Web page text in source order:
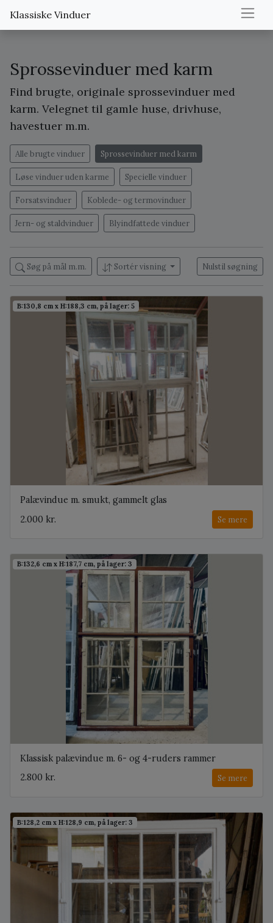
Klassiske Vinduer
Sprossevinduer med karm
Find brugte, originale sprossevinduer med
karm. Velegnet til gamle huse, drivhuse,
havestuer m.m.
Alle brugte vinduer Sprossevinduer med karm
Løse vinduer uden karme Specielle vinduer
Forsatsvinduer Koblede- og termovinduer
Jern- og staldvinduer Blyindfattede vinduer
Søg på mål m.m. Sortér visning Nulstil søgning
B:130,8 cm x H:188,3 cm, på lager: 5
Palævindue m. smukt, gammelt glas
2.000 kr.
Se mere
B:132,6 cm x H:187,7 cm, på lager: 3
Klassisk palævindue m. 6- og 4-ruders rammer
2.800 kr.
Se mere
B:128,2 cm x H:128,9 cm, på lager: 3